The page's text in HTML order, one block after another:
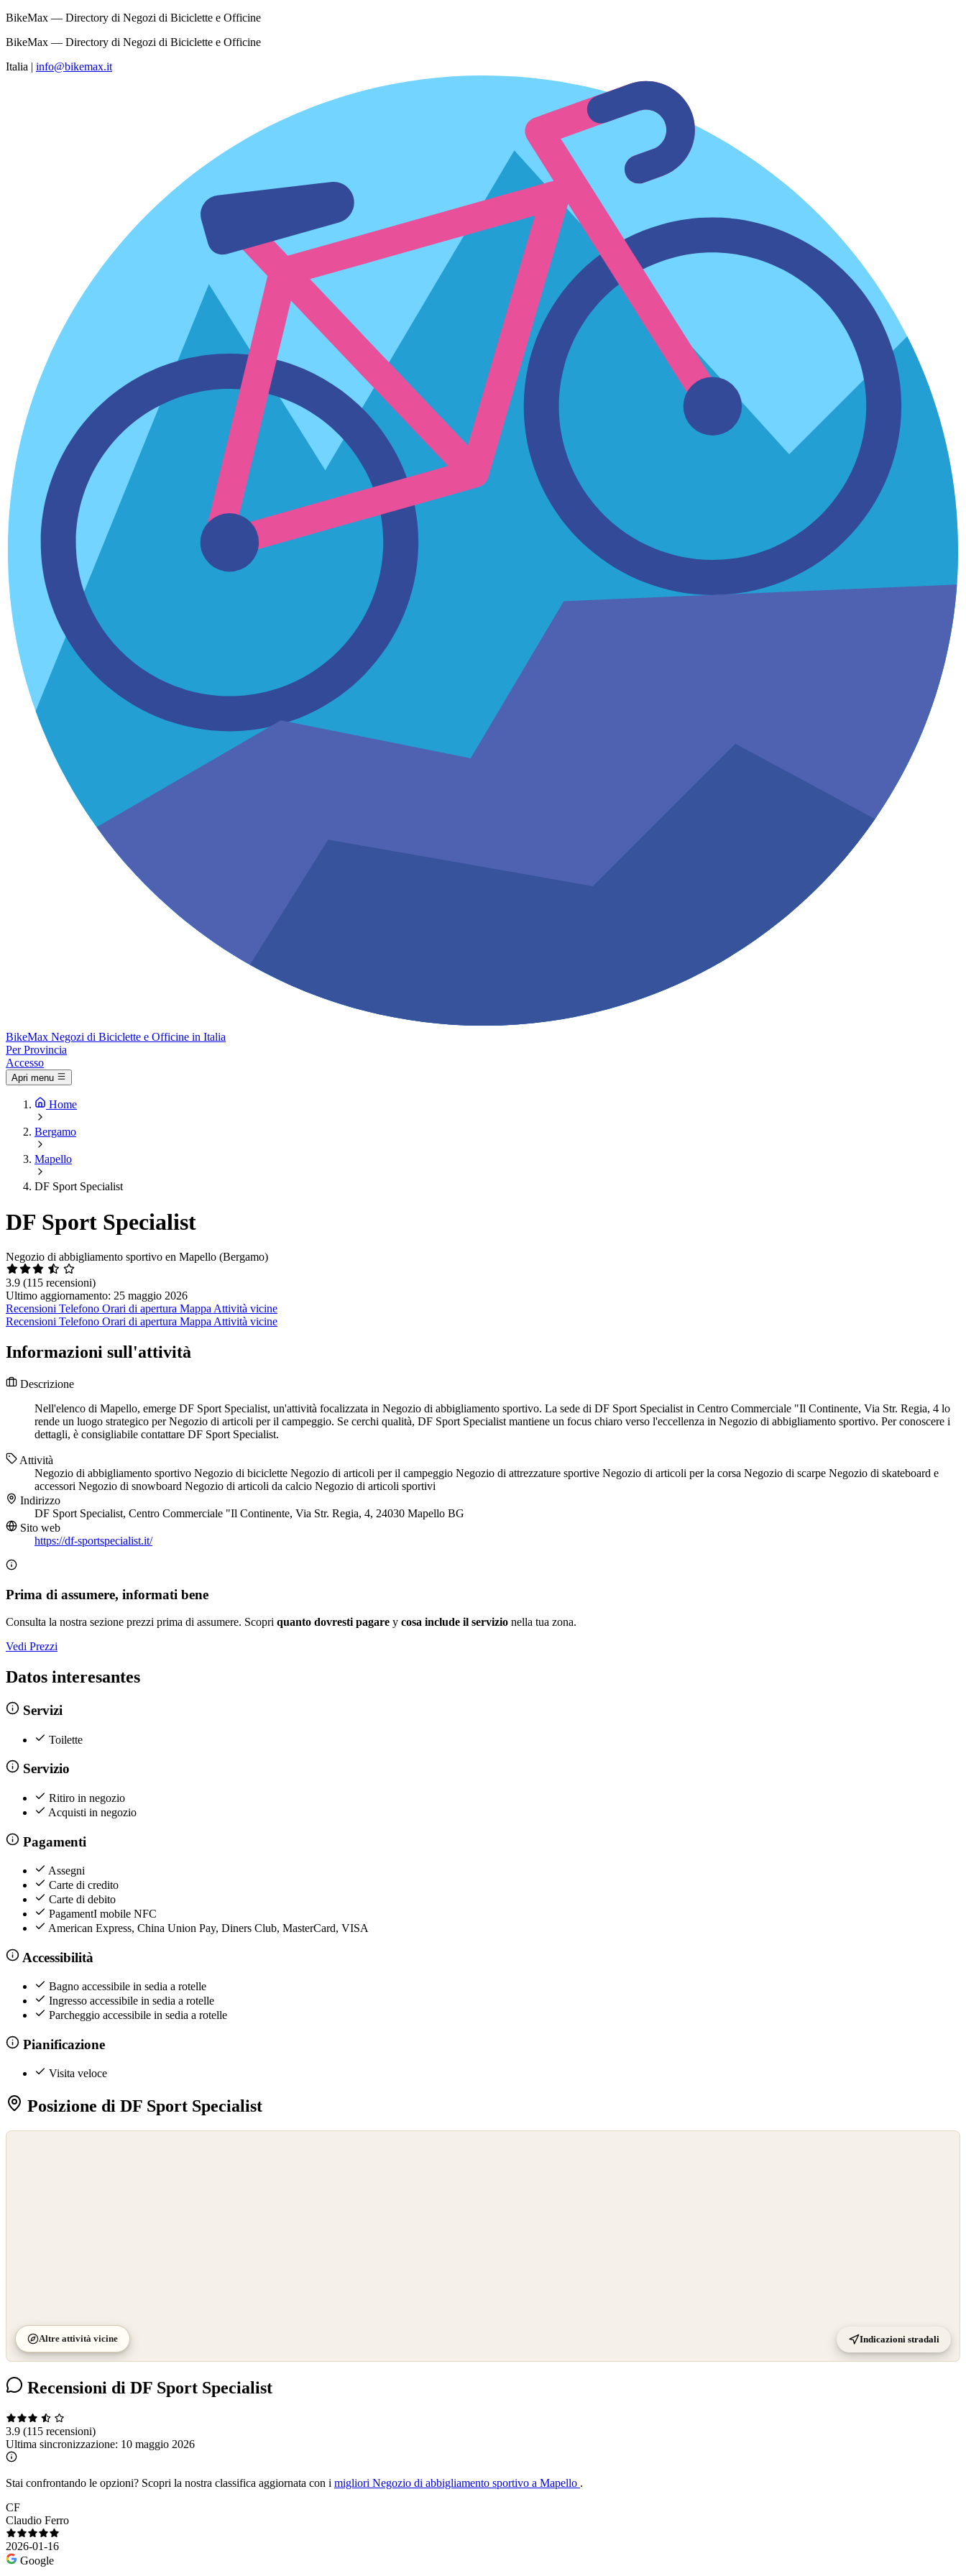
BikeMax — Directory di Negozi di Biciclette e Officine
BikeMax — Directory di Negozi di Biciclette e Officine
Italia | info@bikemax.it
BikeMax Negozi di Biciclette e Officine in Italia
Per Provincia
Accesso
Apri menu
Home
Bergamo
Mapello
DF Sport Specialist
DF Sport Specialist
Negozio di abbigliamento sportivo en Mapello (Bergamo)
3.9 (115 recensioni)
Ultimo aggiornamento: 25 maggio 2026
Recensioni Telefono Orari di apertura Mappa Attività vicine
Recensioni Telefono Orari di apertura Mappa Attività vicine
Informazioni sull'attività
Descrizione
Nell'elenco di Mapello, emerge DF Sport Specialist, un'attività focalizzata in Negozio di abbigliamento sportivo. La sede di DF Sport Specialist in Centro Commerciale "Il Continente, Via Str. Regia, 4 lo
rende un luogo strategico per Negozio di articoli per il campeggio. Se cerchi qualità, DF Sport Specialist mantiene un focus chiaro verso l'eccellenza in Negozio di abbigliamento sportivo. Per conoscere i
dettagli, è consigliabile contattare DF Sport Specialist.
Attività
Negozio di abbigliamento sportivo Negozio di biciclette Negozio di articoli per il campeggio Negozio di attrezzature sportive Negozio di articoli per la corsa Negozio di scarpe Negozio di skateboard e
accessori Negozio di snowboard Negozio di articoli da calcio Negozio di articoli sportivi
Indirizzo
DF Sport Specialist, Centro Commerciale "Il Continente, Via Str. Regia, 4, 24030 Mapello BG
Sito web
https://df-sportspecialist.it/
Prima di assumere, informati bene
Consulta la nostra sezione prezzi prima di assumere. Scopri quanto dovresti pagare y cosa include il servizio nella tua zona.
Vedi Prezzi
Datos interesantes
Servizi
Toilette
Servizio
Ritiro in negozio
Acquisti in negozio
Pagamenti
Assegni
Carte di credito
Carte di debito
PagamentI mobile NFC
American Express, China Union Pay, Diners Club, MasterCard, VISA
Accessibilità
Bagno accessibile in sedia a rotelle
Ingresso accessibile in sedia a rotelle
Parcheggio accessibile in sedia a rotelle
Pianificazione
Visita veloce
Posizione di DF Sport Specialist
Altre attività vicine Indicazioni stradali
Recensioni di DF Sport Specialist
3.9 (115 recensioni)
Ultima sincronizzazione: 10 maggio 2026
Stai confrontando le opzioni? Scopri la nostra classifica aggiornata con i migliori Negozio di abbigliamento sportivo a Mapello .
CF
Claudio Ferro
2026-01-16
Google